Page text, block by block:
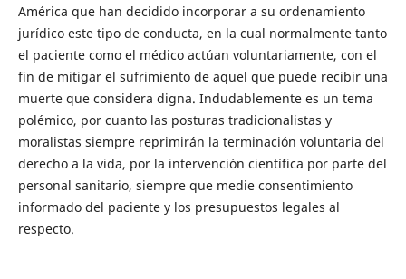
América que han decidido incorporar a su ordenamiento
jurídico este tipo de conducta, en la cual normalmente tanto
el paciente como el médico actúan voluntariamente, con el
fin de mitigar el sufrimiento de aquel que puede recibir una
muerte que considera digna. Indudablemente es un tema
polémico, por cuanto las posturas tradicionalistas y
moralistas siempre reprimirán la terminación voluntaria del
derecho a la vida, por la intervención científica por parte del
personal sanitario, siempre que medie consentimiento
informado del paciente y los presupuestos legales al
respecto.